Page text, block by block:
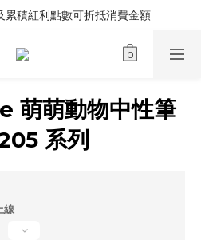
累積紅利點數可折抵消費金額
萌萌動物中性筆
系列
線